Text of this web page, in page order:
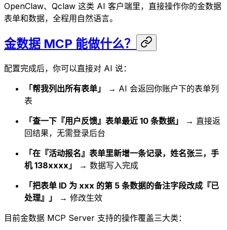
OpenClaw、Qclaw 这类 AI 客户端里，直接操作你的金数据
表单和数据，全程用自然语言。
金数据 MCP 能做什么？
配置完成后，你可以直接对 AI 说：
「帮我列出所有表单」
→ AI 会返回你账户下的表单列
表
「查一下『用户反馈』表单最近 10 条数据」
→ 直接返
回结果，无需登录后台
「在『活动报名』表单里新增一条记录，姓名张三，手
机 138xxxx」
→ 数据写入完成
「把表单 ID 为 xxx 的第 5 条数据的备注字段改成『已
处理』」
→ 修改生效
目前金数据 MCP Server 支持的操作覆盖三大类：